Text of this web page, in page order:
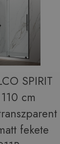
SPIRIT
cm
fekete